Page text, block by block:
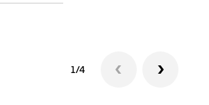
1/4